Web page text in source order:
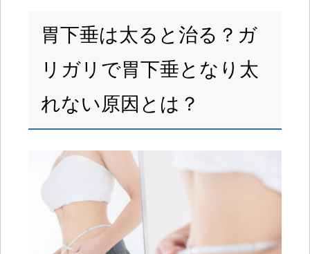
胃下垂は太ると治る？ガ
リガリで胃下垂となり太
れない原因とは？